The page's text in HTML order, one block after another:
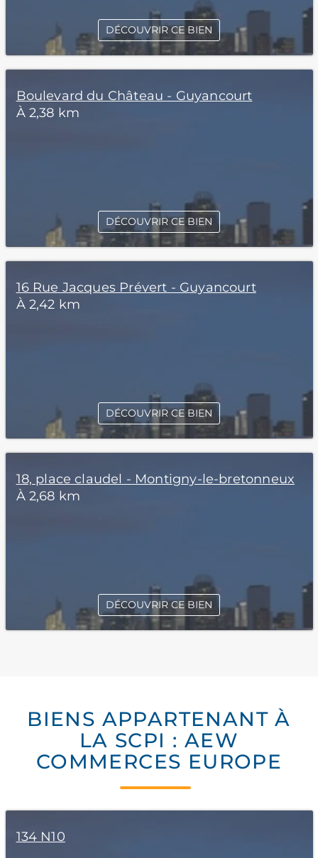
DÉCOUVRIR CE BIEN
Boulevard du Château - Guyancourt
À 2,38 km
DÉCOUVRIR CE BIEN
16 Rue Jacques Prévert - Guyancourt
À 2,42 km
DÉCOUVRIR CE BIEN
18, place claudel - Montigny-le-bretonneux
À 2,68 km
DÉCOUVRIR CE BIEN
BIENS APPARTENANT À
LA SCPI : AEW
COMMERCES EUROPE
134 N10